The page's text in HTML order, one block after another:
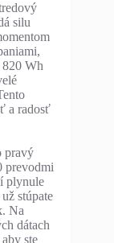
silu
820 Wh
a radosť
pravý
prevodmi
plynule
stúpate
Na
dátach
ste